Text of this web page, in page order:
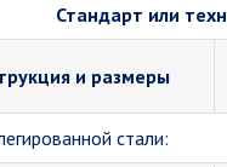
Стандарт или
и размеры
стали: